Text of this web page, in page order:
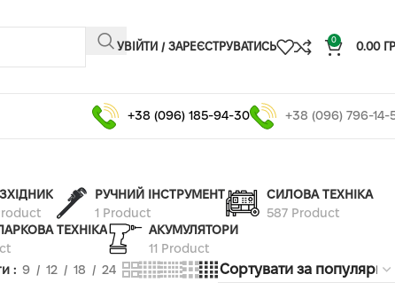
УВІЙТИ / ЗАРЕЄСТРУВАТИСЬ
0
0.00
+38 (096) 185-94-30 +38 (096) 796-14-
РУЧНИЙ ІНСТРУМЕНТ
1 Product
СИЛОВА ТЕХНІКА
587 Product
ТЕХНІКА
АКУМУЛЯТОРИ
11 Product
9 12 18 24